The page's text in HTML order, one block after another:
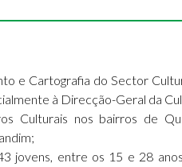
e Cartografia do Sector
à Direcção-Geral da
Culturais nos bairros de
jovens, entre os 15 e 28